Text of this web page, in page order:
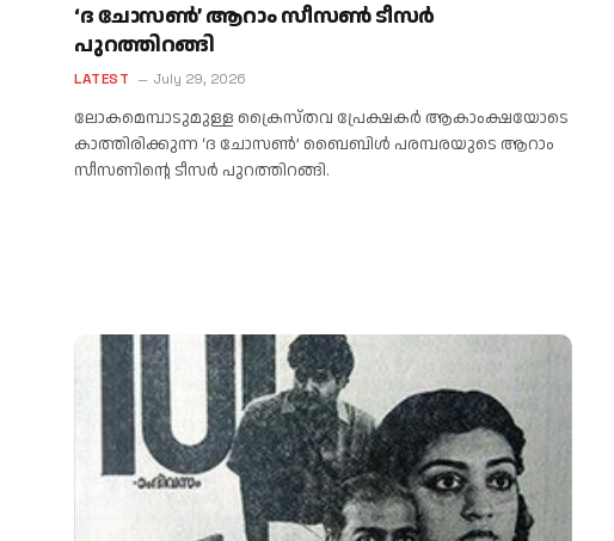
‘ദ ചോസൺ’ ആറാം സീസൺ ടീസർ
പുറത്തിറങ്ങി
LATEST July 29, 2026
ലോകമെമ്പാടുമുള്ള ക്രൈസ്തവ പ്രേക്ഷകർ ആകാംക്ഷയോടെ
കാത്തിരിക്കുന്ന ‘ദ ചോസൺ’ ബൈബിൾ പരമ്പരയുടെ ആറാം
സീസണിന്റെ ടീസർ പുറത്തിറങ്ങി.